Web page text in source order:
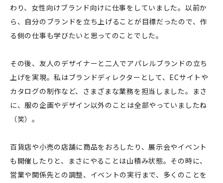
わり、女性向けブランド向けに仕事をしていました。以前か
ら、自分のブランドを立ち上げることが目標だったので、作
る側の仕事も学びたいと思ってのことでした。
その後、友人のデザイナーと二人でアパレルブランドの立ち
上げを実現。私はブランドディレクターとして、ECサイトや
カタログの制作など、さまざまな業務を担当しました。まさ
に、服の企画やデザイン以外のことは全部やっていましたね
（笑）。
百貨店や小売の店舗に商品をおろしたり、展示会やイベント
も開催したりと、まさにやることは山積み状態。その時に、
営業や関係先との調整、イベントの実行まで、多くのことを